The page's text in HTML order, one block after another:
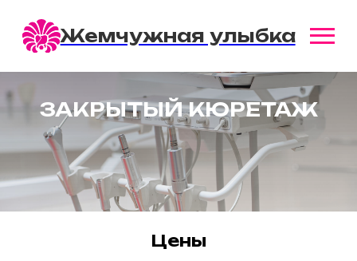
Жемчужная улыбка
ЗАКРЫТЫЙ КЮРЕТАЖ
Цены